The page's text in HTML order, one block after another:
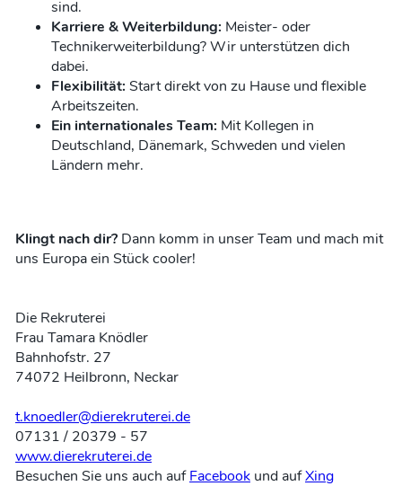
sind.
Karriere & Weiterbildung: Meister- oder
Technikerweiterbildung? Wir unterstützen dich
dabei.
Flexibilität: Start direkt von zu Hause und flexible
Arbeitszeiten.
Ein internationales Team: Mit Kollegen in
Deutschland, Dänemark, Schweden und vielen
Ländern mehr.
Klingt nach dir? Dann komm in unser Team und mach mit
uns Europa ein Stück cooler!
Die Rekruterei
Frau Tamara Knödler
Bahnhofstr. 27
74072 Heilbronn, Neckar
t.knoedler@dierekruterei.de
07131 / 20379 - 57
www.dierekruterei.de
Besuchen Sie uns auch aufFacebook und aufXing